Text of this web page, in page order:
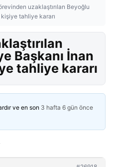
uzaklaştırılan Beyoğlu
tahliye kararı
Başkanı İnan
tahliye kararı
ve en son 3 hafta 6 gün önce